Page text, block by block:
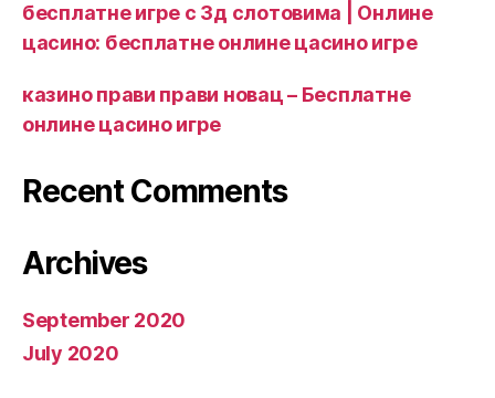
бесплатне игре с 3д слотовима | Онлине
цасино: бесплатне онлине цасино игре
казино прави прави новац – Бесплатне
онлине цасино игре
Recent Comments
Archives
September 2020
July 2020